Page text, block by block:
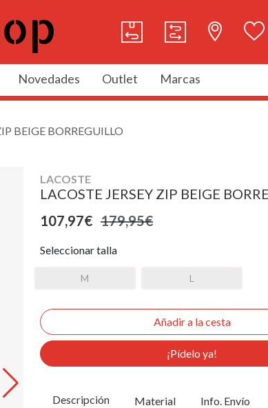
Novedades Outlet Marcas
BEIGE BORREGUILLO
LACOSTE
LACOSTE JERSEY ZIP BEIGE
107,97€ 179,95€
Seleccionar talla
M L
¡Pídelo ya!
Descripción Material Info. Envío